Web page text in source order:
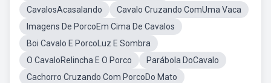
CavalosAcasalando
Cavalo Cruzando ComUma Vaca
Imagens De PorcoEm Cima De Cavalos
Boi Cavalo E PorcoLuz E Sombra
O CavaloRelincha E O Porco
Parábola DoCavalo
Cachorro Cruzando Com PorcoDo Mato